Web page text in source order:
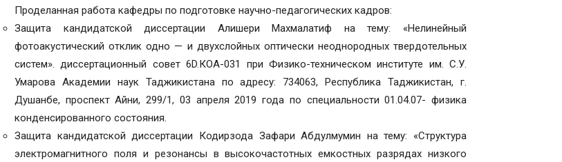
Проделанная работа кафедры по подготовке научно-педагогических кадров:
Защита кандидатской диссертации Алишери Махмалатиф на тему: «Нелинейный
фотоакустический отклик одно — и двухслойных оптически неоднородных твердотельных
систем». диссертационный совет 6D.КОА-031 при Физико-техническом институте им. С.У.
Умарова Академии наук Таджикистана по адресу: 734063, Республика Таджикистан, г.
Душанбе, проспект Айни, 299/1, 03 апреля 2019 года по специальности 01.04.07- физика
конденсированного состояния.
Защита кандидатской диссертации Кодирзода Зафари Абдулмумин на тему: «Структура
электромагнитного поля и резонансы в высокочастотных емкостных разрядах низкого